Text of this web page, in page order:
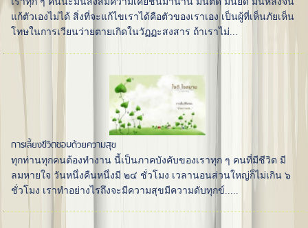
แก้ตัวเองไม่ได้ สิ่งที่จะแก้ไขเราได้คือตัวของเราเอง เป็นผู้ที่เห็นภัยเห็น
โทษในการเวียนว่ายตายเกิดในวัฏฏะสงสาร ถ้าเราไม่...
การเลี้ยงชีวิตชอบด้วยความสุข
ทุกท่านทุกคนต้องทำงาน นี้เป็นภาคบังคับของเราทุก ๆ คนที่มีชีวิต มี
ลมหายใจ วันหนึ่งคืนหนึ่งมี ๒๔ ชั่วโมง เวลานอนส่วนใหญ่ก็ไม่เกิน ๖
ชั่วโมง เราทำอย่างไรถึงจะมีความสุขมีความดับทุกข์.....